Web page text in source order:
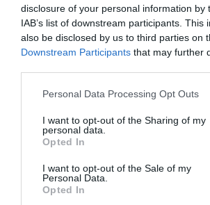
disclosure of your personal information by
IAB’s list of downstream participants. This
also be disclosed by us to third parties on
Downstream Participants that may further
Personal Data Processing Opt Outs
I want to opt-out of the Sharing of my
personal data.
Opted In
I want to opt-out of the Sale of my
Personal Data.
Opted In
ΔΗΜΟΦΙΛΕΣΤΕΡΑ ΗΜΕΡΑΣ
1 Ημερολόγιο 2050:To τέλος του
και το «ντόμινο ερημοποίησης»
ΜΠΑΛΑ
Το σύστημα που θα παίζει ο
Γκαρσία
ΣΕΙΡΕΣ - ΤΑΙΝΙΕΣ
Κάθε φορά σαν πρώτη φορά: